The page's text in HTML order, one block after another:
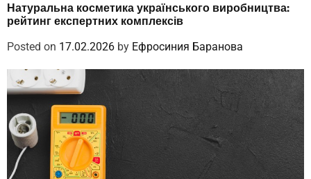
Натуральна косметика українського виробництва:
рейтинг експертних комплексів
Posted on 17.02.2026 by Ефросиния Баранова